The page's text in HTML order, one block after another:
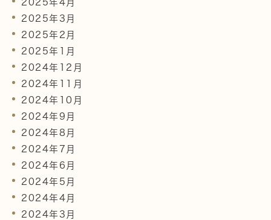
2025年4月
2025年3月
2025年2月
2025年1月
2024年12月
2024年11月
2024年10月
2024年9月
2024年8月
2024年7月
2024年6月
2024年5月
2024年4月
2024年3月